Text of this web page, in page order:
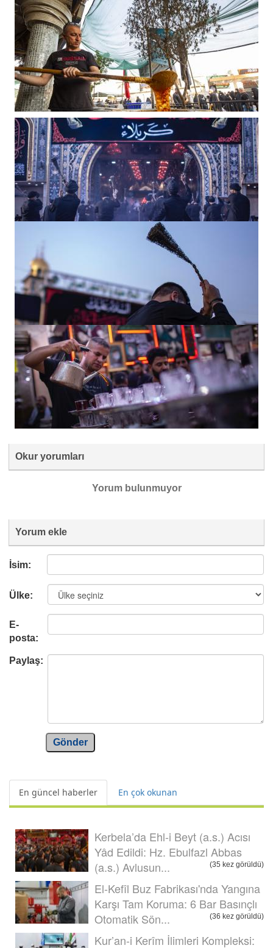
Okur yorumları
Yorum bulunmuyor
Yorum ekle
İsim:
Ülke:
E-
posta:
Paylaş:
Gönder
En güncel haberler En çok okunan
Kerbela’da Ehl-i Beyt (a.s.) Acısı
Yâd Edildi: Hz. Ebulfazl Abbas
(a.s.) Avlusun...
(35 kez görüldü)
El-Kefîl Buz Fabrikası'nda Yangına
Karşı Tam Koruma: 6 Bar Basınçlı
Otomatik Sön...
(36 kez görüldü)
Kur’an-i Kerîm İlimleri Kompleksi: